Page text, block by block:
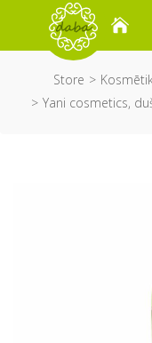
Store
Yani cosmetics,